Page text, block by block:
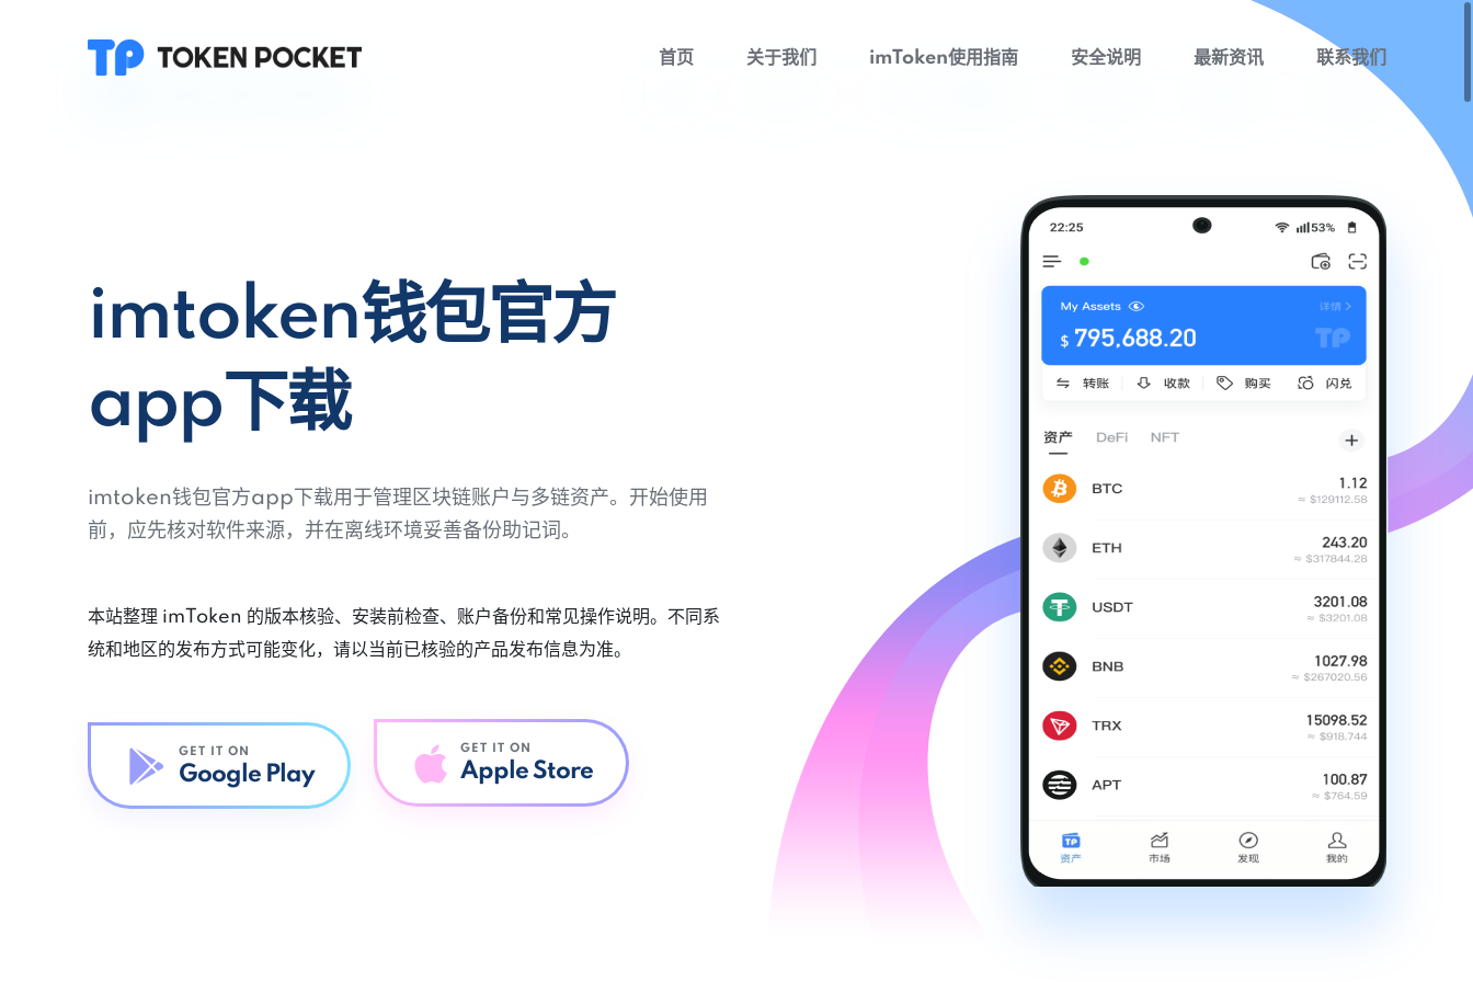
首页 关于我们 imToken使用指南 安全说明 最新资讯 联系我们
imtoken钱包官方
app下载
imtoken钱包官方app下载用于管理区块链账户与多链资产。开始使用
前，应先核对软件来源，并在离线环境妥善备份助记词。
本站整理 imToken 的版本核验、安装前检查、账户备份和常见操作说明。不同系
统和地区的发布方式可能变化，请以当前已核验的产品发布信息为准。
GET IT ON
Google Play
GET IT ON
Apple Store